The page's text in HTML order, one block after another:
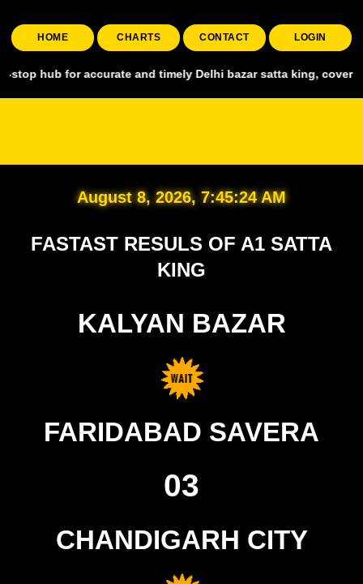
HOME CHARTS CONTACT LOGIN
for accurate and timely Delhi bazar satta king, covering all
August 8, 2026, 7:45:26 AM
FASTAST RESULS OF A1 SATTA
KING
KALYAN BAZAR
FARIDABAD SAVERA
03
CHANDIGARH CITY